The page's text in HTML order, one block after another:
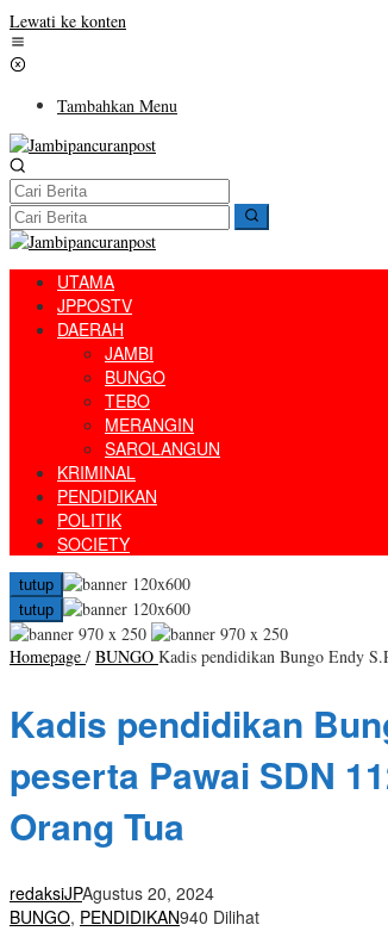
Lewati ke konten
Tambahkan Menu
UTAMA
JPPOSTV
DAERAH
JAMBI
BUNGO
TEBO
MERANGIN
SAROLANGUN
KRIMINAL
PENDIDIKAN
POLITIK
SOCIETY
tutup
tutup
Homepage / BUNGO Kadis pendidikan Bungo Endy
Kadis pendidikan
peserta Pawai SDN
Orang Tua
redaksiJPAgustus 20, 2024
BUNGO, PENDIDIKAN940 Dilihat